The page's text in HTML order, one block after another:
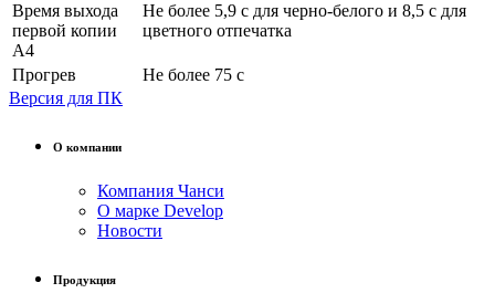
Время выхода
первой копии
А4
Не более 5,9 с для черно-белого и 8,5 с для
цветного отпечатка
Прогрев
Не более 75 с
Версия для ПК
О компании
Компания Чанси
О марке Develop
Новости
Продукция